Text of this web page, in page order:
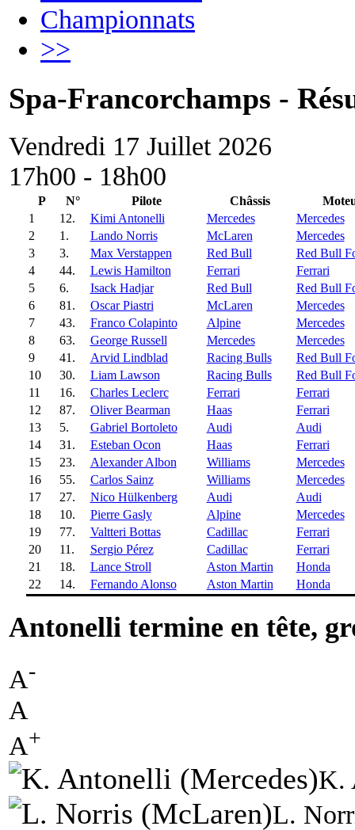
Championnats
>>
Spa-Francorchamps -
Vendredi 17 Juillet 2026
17h00 - 18h00
P N° Pilote Châssis
1
12. Kimi Antonelli Mercedes
Mercedes
2
1. Lando Norris McLaren
Mercedes
3
3. Max Verstappen Red Bull
Red Bull
4
44. Lewis Hamilton Ferrari
Ferrari
5
6. Isack Hadjar Red Bull
Red Bull
6
81. Oscar Piastri McLaren
Mercedes
7
43. Franco Colapinto Alpine
Mercedes
8
63. George Russell Mercedes
Mercedes
9
41. Arvid Lindblad Racing Bulls
Red Bull
10
30. Liam Lawson Racing Bulls
Red Bull
11
16. Charles Leclerc Ferrari
Ferrari
12
87. Oliver Bearman Haas
Ferrari
13
5. Gabriel Bortoleto Audi
Audi
14
31. Esteban Ocon Haas
Ferrari
15
23. Alexander Albon Williams
Mercedes
16
55. Carlos Sainz Williams
Mercedes
17
27. Nico Hülkenberg Audi
Audi
18
10. Pierre Gasly Alpine
Mercedes
19
77. Valtteri Bottas Cadillac
Ferrari
20
11. Sergio Pérez Cadillac
Ferrari
21
18. Lance Stroll Aston Martin
Honda
22
14. Fernando Alonso Aston Martin Honda
Antonelli termine en tête,
A-
A
A+
K.
L.